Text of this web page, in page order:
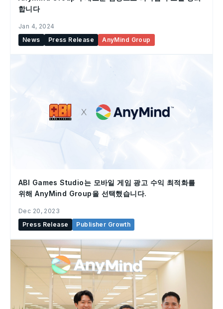
합니다
Jan 4, 2024
News
Press Release AnyMind Group
ABI Games Studio는 모바일 게임 광고 수익 최적화를
위해 AnyMind Group을 선택했습니다.
Dec 20, 2023
Press Release
Publisher Growth